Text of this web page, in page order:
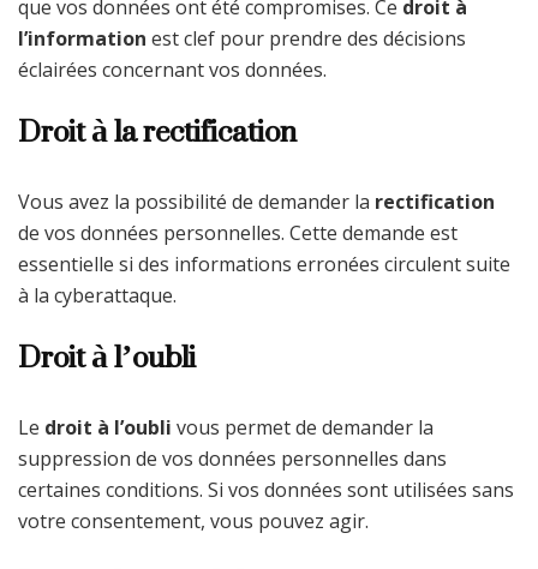
que vos données ont été compromises. Ce droit à
l’information est clef pour prendre des décisions
éclairées concernant vos données.
Droit à la rectification
Vous avez la possibilité de demander la rectification
de vos données personnelles. Cette demande est
essentielle si des informations erronées circulent suite
à la cyberattaque.
Droit à l’oubli
Le droit à l’oubli vous permet de demander la
suppression de vos données personnelles dans
certaines conditions. Si vos données sont utilisées sans
votre consentement, vous pouvez agir.